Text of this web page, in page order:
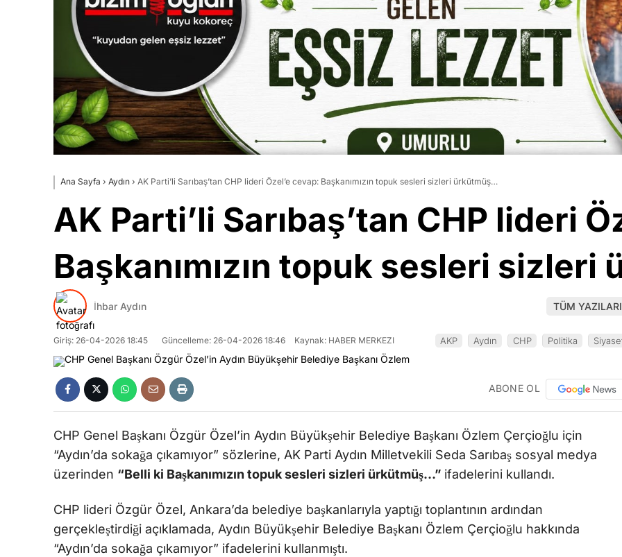
Ana Sayfa › Aydın › AK Parti’li Sarıbaş’tan CHP lideri Özel’e cevap: Başkanımızın topuk sesleri sizleri ürkütmüş…
AK Parti’li Sarıbaş’tan CHP lideri
Başkanımızın topuk sesleri
İhbar Aydın TÜM YAZILARI
Giriş: 26-04-2026 18:45 Güncelleme: 26-04-2026 18:46 Kaynak: HABER MERKEZI AKP Aydın CHP Politika
ABONE OL
CHP Genel Başkanı Özgür Özel’in Aydın Büyükşehir Belediye Başkanı Özlem Çerçioğlu için
“Aydın’da sokağa çıkamıyor” sözlerine, AK Parti Aydın Milletvekili Seda Sarıbaş sosyal medya
üzerinden “Belli ki Başkanımızın topuk sesleri sizleri ürkütmüş…” ifadelerini kullandı.
CHP lideri Özgür Özel, Ankara’da belediye başkanlarıyla yaptığı toplantının ardından
gerçekleştirdiği açıklamada, Aydın Büyükşehir Belediye Başkanı Özlem Çerçioğlu hakkında
“Aydın’da sokağa çıkamıyor” ifadelerini kullanmıştı.